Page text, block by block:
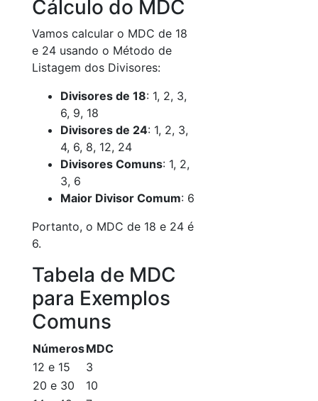
Cálculo do MDC
Vamos calcular o MDC de 18
e 24 usando o Método de
Listagem dos Divisores:
Divisores de 18: 1, 2, 3,
6, 9, 18
Divisores de 24: 1, 2, 3,
4, 6, 8, 12, 24
Divisores Comuns: 1, 2,
3, 6
Maior Divisor Comum: 6
Portanto, o MDC de 18 e 24 é
6.
Tabela de MDC
para Exemplos
Comuns
NúmerosMDC
12 e 15
3
20 e 30
10